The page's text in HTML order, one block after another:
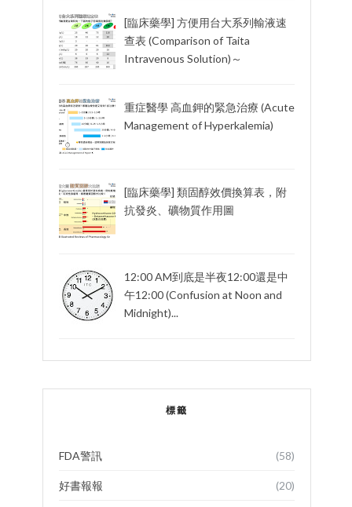
[臨床藥學] 方便用台大系列輸液速
查表 (Comparison of Taita
Intravenous Solution)～
重症醫學 高血鉀的緊急治療 (Acute
Management of Hyperkalemia)
[臨床藥學] 類固醇效價換算表，附
抗發炎、礦物質作用圖
12:00 AM到底是半夜12:00還是中
午12:00 (Confusion at Noon and
Midnight)...
標籤
FDA警訊 (58)
好書報報 (20)